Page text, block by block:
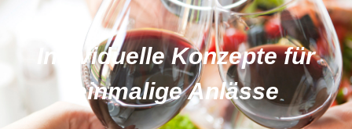
Individuelle Konzepte für
einmalige Anlässe